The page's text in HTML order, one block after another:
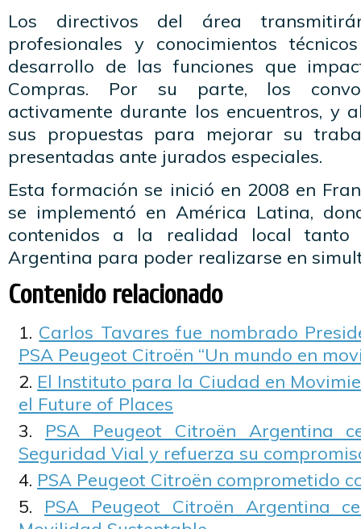
Los directivos del área
profesionales y conocimientos
desarrollo de las funciones que
Compras. Por su parte, los
activamente durante los encuentros, y
sus propuestas para mejorar su
presentadas ante jurados especiales.
Esta formación se inició en 2008 en
se implementó en América Latina,
contenidos a la realidad local
Argentina para poder realizarse en
Contenido relacionado
Carlos Tavares fue nombrado
PSA Peugeot Citroën “Un mundo en
El Instituto para la Ciudad en
el Future of Places
PSA Peugeot Citroën Argentina
Seguridad Vial y refuerza su
PSA Peugeot Citroën comprometido
PSA Peugeot Citroën Argentina